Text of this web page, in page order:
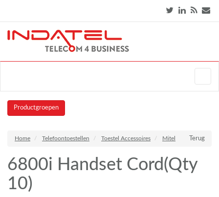
Productgroepen
Terug
Home Telefoontoestellen Toestel Accessoires Mitel
6800i Handset Cord(Qty
10)